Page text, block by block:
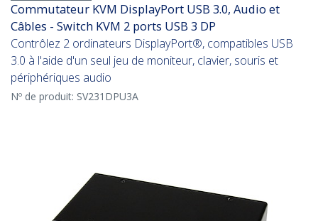
Commutateur KVM DisplayPort USB 3.0, Audio et
Câbles - Switch KVM 2 ports USB 3 DP
Contrôlez 2 ordinateurs DisplayPort®, compatibles USB
3.0 à l'aide d'un seul jeu de moniteur, clavier, souris et
périphériques audio
Nº de produit: SV231DPU3A